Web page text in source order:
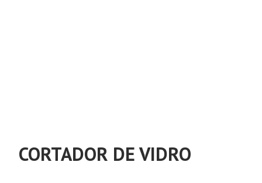
CORTADOR DE VIDRO